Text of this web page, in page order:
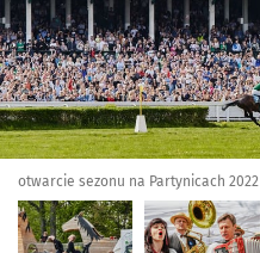
otwarcie sezonu na Partynicach 2022